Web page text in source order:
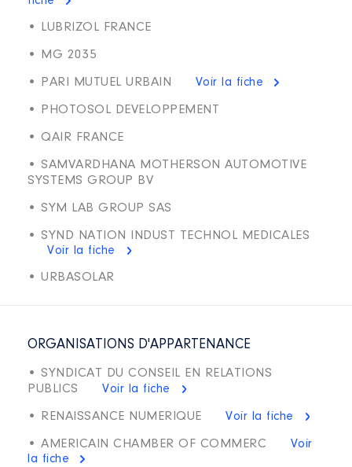
• LUBRIZOL FRANCE
• MG 2035
• PARI MUTUEL URBAIN Voir la fiche
• PHOTOSOL DEVELOPPEMENT
• QAIR FRANCE
• SAMVARDHANA MOTHERSON AUTOMOTIVE
SYSTEMS GROUP BV
• SYM LAB GROUP SAS
• SYND NATION INDUST TECHNOL MEDICALES
Voir la fiche
• URBASOLAR
ORGANISATIONS D'APPARTENANCE
• SYNDICAT DU CONSEIL EN RELATIONS
PUBLICS
Voir la fiche
• RENAISSANCE NUMERIQUE Voir la fiche
• AMERICAIN CHAMBER OF COMMERC
Voir
la fiche